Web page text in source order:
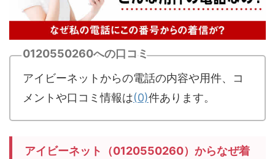
0120550260への口コミ
アイビーネットからの電話の内容や用件、コ
メントや口コミ情報は(0)件あります。
アイビーネット（0120550260）からなぜ着